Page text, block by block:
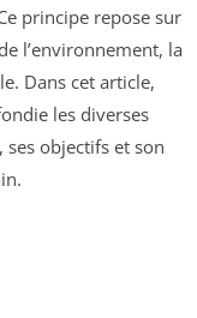
principe repose sur
l’environnement, la
Dans cet article,
les diverses
objectifs et son